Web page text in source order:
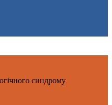
синдрому